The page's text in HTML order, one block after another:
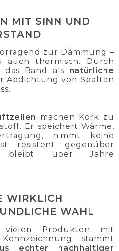
MIT SINN UND
zur Dämmung –
auch thermisch. Durch
Band als natürliche
Abdichtung von Spalten
machen Kork zu
Er speichert Wärme,
nimmt keine
resistent gegenüber
bleibt über Jahre
WIRKLICH
WAHL
Produkten mit
stammt
echter nachhaltiger